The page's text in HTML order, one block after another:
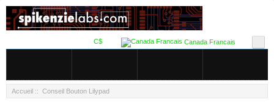
Canada Francais
C$
Accueil :: Conseil Bouton Lilypad